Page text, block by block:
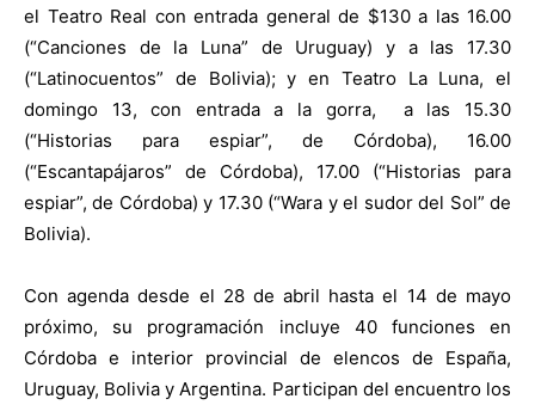
el Teatro Real con entrada general de $130 a las 16.00
(“Canciones de la Luna” de Uruguay) y a las 17.30
(“Latinocuentos” de Bolivia); y en Teatro La Luna, el
domingo 13, con entrada a la gorra, a las 15.30
(“Historias para espiar”, de Córdoba), 16.00
(“Escantapájaros” de Córdoba), 17.00 (“Historias para
espiar”, de Córdoba) y 17.30 (“Wara y el sudor del Sol” de
Bolivia).
Con agenda desde el 28 de abril hasta el 14 de mayo
próximo, su programación incluye 40 funciones en
Córdoba e interior provincial de elencos de España,
Uruguay, Bolivia y Argentina. Participan del encuentro los